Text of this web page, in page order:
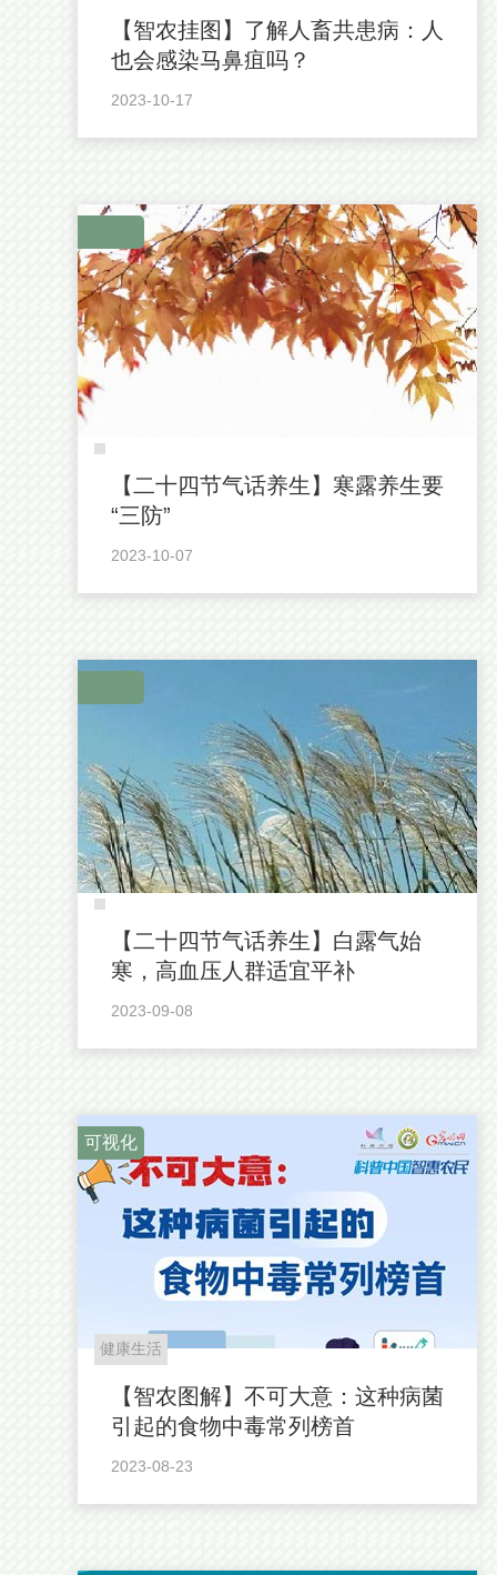
【智农挂图】了解人畜共患病：人
也会感染马鼻疽吗？
2023-10-17
【二十四节气话养生】寒露养生要
“三防”
2023-10-07
【二十四节气话养生】白露气始
寒，高血压人群适宜平补
2023-09-08
可视化
健康生活
【智农图解】不可大意：这种病菌
引起的食物中毒常列榜首
2023-08-23